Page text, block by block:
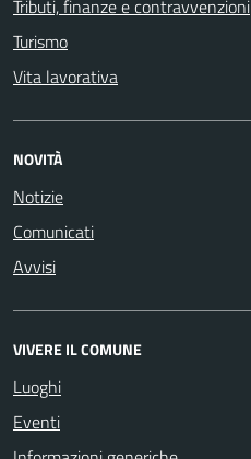
Tributi, finanze e contravvenzioni
Turismo
Vita lavorativa
NOVITÀ
Notizie
Comunicati
Avvisi
VIVERE IL COMUNE
Luoghi
Eventi